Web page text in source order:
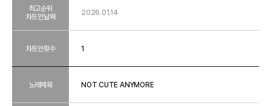
최고순위
차트인날짜
차트인횟수
2026.01.14
1
노래제목 NOT CUTE ANYMORE